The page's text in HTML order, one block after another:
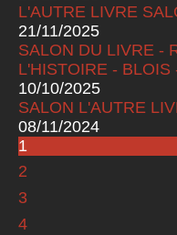
L'AUTRE LIVRE
21/11/2025
SALON DU LIVRE -
L'HISTOIRE - BLOIS
10/10/2025
SALON L'AUTRE
08/11/2024
Pages
1
2
3
4